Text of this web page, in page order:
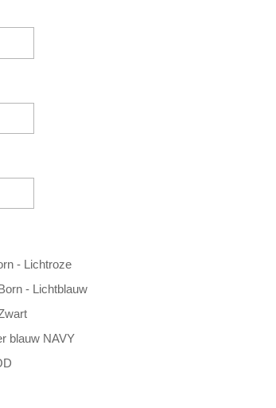
- Lichtroze
- Lichtblauw
blauw NAVY